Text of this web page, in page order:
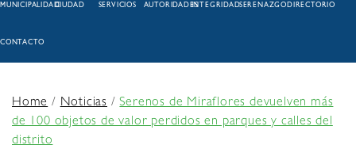
MUNICIPALIDADCIUDAD SERVICIOS AUTORIDADESINTEGRIDADSERENAZGODIRECTORIO
CONTACTO
Home/Noticias /Serenos de Miraflores devuelven más
de 100 objetos de valor perdidos en parques y calles del
distrito